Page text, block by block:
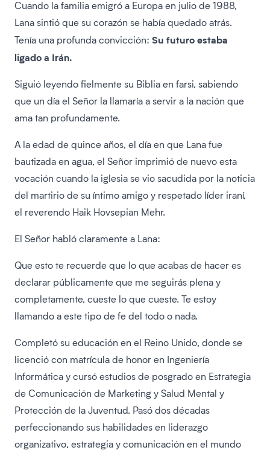
Cuando la familia emigró a Europa en julio de 1988,
Lana sintió que su corazón se había quedado atrás.
Tenía una profunda convicción: Su futuro estaba
ligado a Irán.
Siguió leyendo fielmente su Biblia en farsi, sabiendo
que un día el Señor la llamaría a servir a la nación que
ama tan profundamente.
A la edad de quince años, el día en que Lana fue
bautizada en agua, el Señor imprimió de nuevo esta
vocación cuando la iglesia se vio sacudida por la noticia
del martirio de su íntimo amigo y respetado líder iraní,
el reverendo Haik Hovsepian Mehr.
El Señor habló claramente a Lana:
Que esto te recuerde que lo que acabas de hacer es
declarar públicamente que me seguirás plena y
completamente, cueste lo que cueste. Te estoy
llamando a este tipo de fe del todo o nada.
Completó su educación en el Reino Unido, donde se
licenció con matrícula de honor en Ingeniería
Informática y cursó estudios de posgrado en Estrategia
de Comunicación de Marketing y Salud Mental y
Protección de la Juventud. Pasó dos décadas
perfeccionando sus habilidades en liderazgo
organizativo, estrategia y comunicación en el mundo